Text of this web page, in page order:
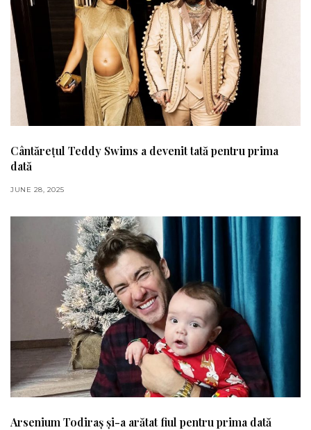
Cântărețul Teddy Swims a devenit tată pentru prima
dată
JUNE 28, 2025
Arsenium Todiraș și-a arătat fiul pentru prima dată